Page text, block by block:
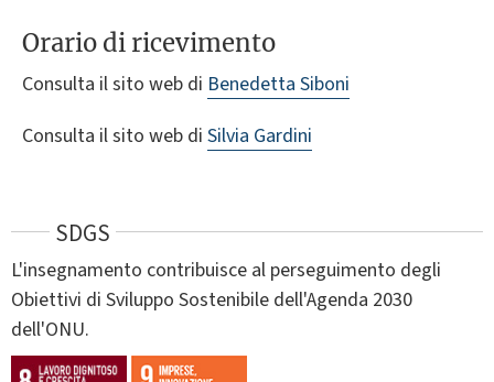
Orario di ricevimento
Consulta il sito web di Benedetta Siboni
Consulta il sito web di Silvia Gardini
SDGS
L'insegnamento contribuisce al perseguimento degli
Obiettivi di Sviluppo Sostenibile dell'Agenda 2030
dell'ONU.